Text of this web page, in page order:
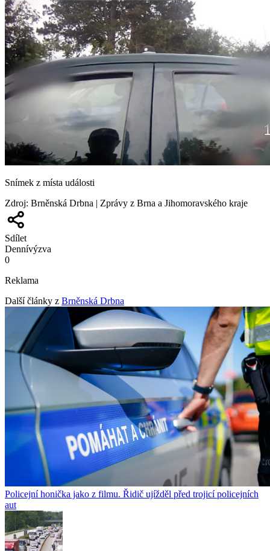
Snímek z místa události
Zdroj: Brněnská Drbna | Zprávy z Brna a Jihomoravského kraje
Sdílet
Dennívýzva
0
Reklama
Další články z Brněnská Drbna
Policejní honička jako z filmu. Řidič ujížděl před trojicí policejních
aut